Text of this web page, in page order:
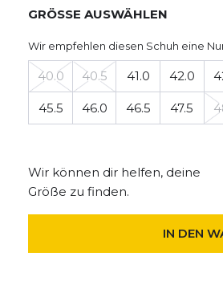
GRÖSSE AUSWÄHLEN
Wir empfehlen diesen Schuh eine
40.0 40.5 41.0 42.0
45.5 46.0 46.5 47.5
Wir können dir helfen, deine
Größe zu finden.
IN DEN